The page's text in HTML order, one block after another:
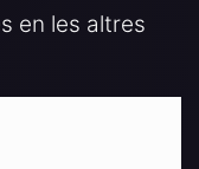
en les altres